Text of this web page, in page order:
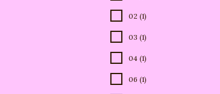
02 (1)
03 (1)
04 (1)
06 (1)